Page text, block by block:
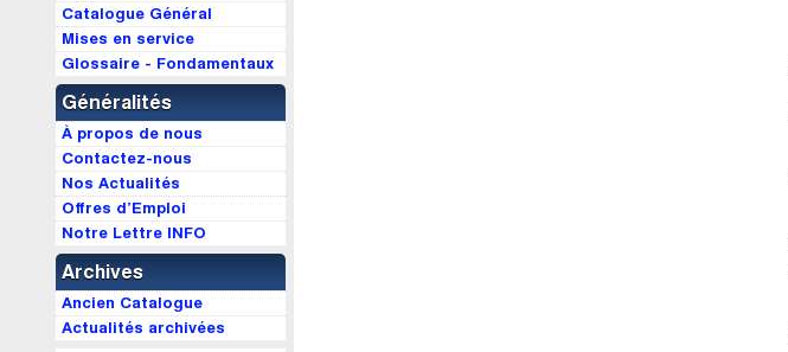
Catalogue Général
Mises en service
Glossaire - Fondamentaux
Généralités
À propos de nous
Contactez-nous
Nos Actualités
Offres d’Emploi
Notre Lettre INFO
Archives
Ancien Catalogue
Actualités archivées